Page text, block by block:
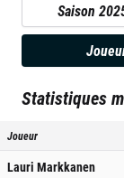
Saison
Statistiques
Joueur
Lauri Markkanen